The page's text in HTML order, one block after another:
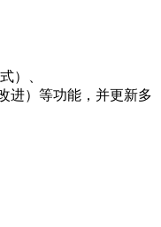
）、
进）等功能，并更新多